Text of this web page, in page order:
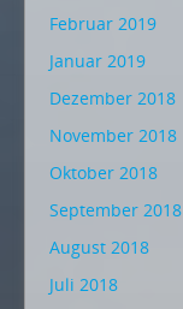
Februar 2019
Januar 2019
Dezember 2018
November 2018
Oktober 2018
September 2018
August 2018
Juli 2018